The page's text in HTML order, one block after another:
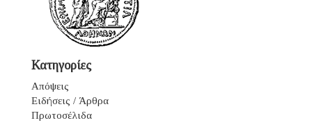
Κατηγορίες
Απόψεις
Ειδήσεις / Άρθρα
Πρωτοσέλιδα